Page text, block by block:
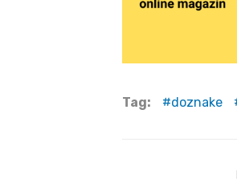
Tag: doznake